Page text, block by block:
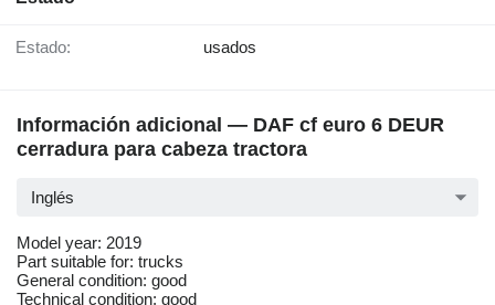
Estado: usados
Información adicional — DAF cf euro 6 DEUR
cerradura para cabeza tractora
Inglés
Model year: 2019
Part suitable for: trucks
General condition: good
Technical condition: good